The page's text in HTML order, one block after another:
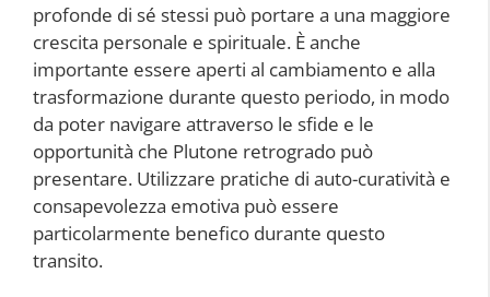
profonde di sé stessi può portare a una maggiore
crescita personale e spirituale. È anche
importante essere aperti al cambiamento e alla
trasformazione durante questo periodo, in modo
da poter navigare attraverso le sfide e le
opportunità che Plutone retrogrado può
presentare. Utilizzare pratiche di auto-curatività e
consapevolezza emotiva può essere
particolarmente benefico durante questo
transito.